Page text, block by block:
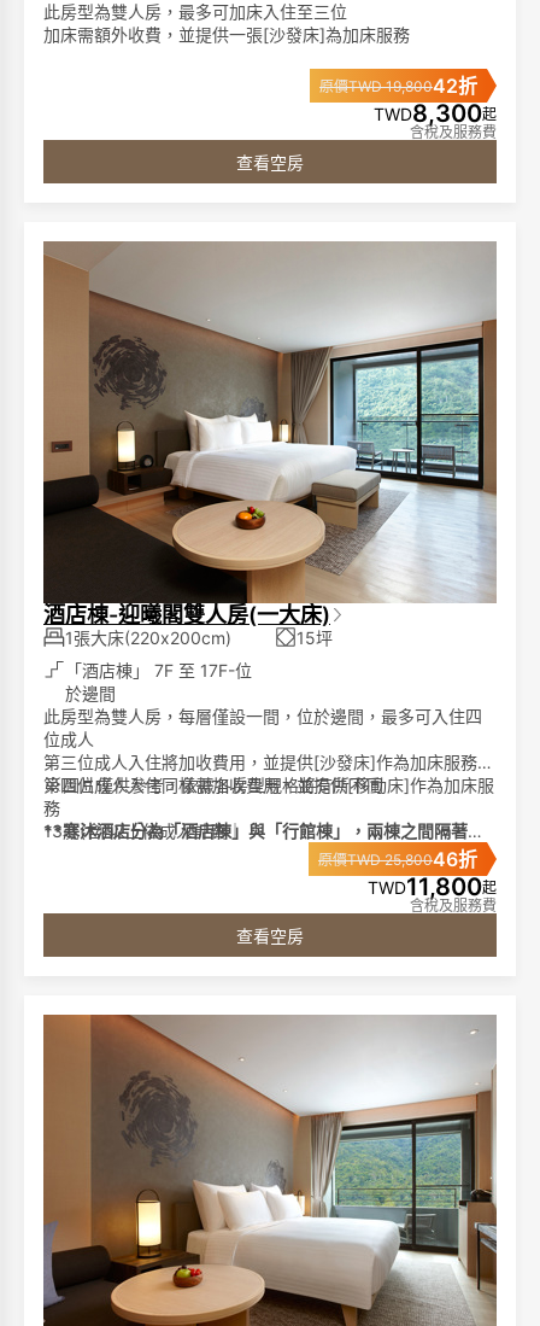
此房型為雙人房，最多可加床入住至三位
加床需額外收費，並提供一張[沙發床]為加床服務
席夢思名床、膠囊咖啡機、單次免費冰箱飲品、65吋液晶電
視、藍芽音響、免費電影頻道、客房無線免持聽筒電話、免
拖鞋、1500W 吹風機、洗髮精、沐浴精、潤髮乳
圖片僅供參考，依據各房型規格將有所不同
**寒沐酒店分為「酒店棟」與「行館棟」，兩棟之間隔著一
條小馬路。**
**請您留意預訂時所選擇的棟別。**
原價TWD 19,80042折
TWD8,300起
含稅及服務費
查看空房
酒店棟-迎曦閣雙人房(一大床)
1張大床(220x200cm)
15坪
「酒店棟」 7F 至 17F-位
於邊間
此房型為雙人房，每層僅設一間，位於邊間，最多可入住四
位成人
第三位成人入住將加收費用，並提供[沙發床]作為加床服務
第四位成人入住同樣需加收費用，並提供[移動床]作為加床服
務
13歲(含)以上依成人計費｜
6歲(含)-12歲酌收兒童加價費用｜未滿6歲不佔床免費入住
如需額外加沙發床，將另收加床費用。
費無線網路
獨立泡湯池、免治馬桶、成人及兒童浴衣(2歲以上)、仿藺草
拖鞋、1500W 吹風機、洗髮精、沐浴精、潤髮乳。
※圖片僅供參考，依據各房型規格將有所不同
**寒沐酒店分為「酒店棟」與「行館棟」，兩棟之間隔著一
**​​​​​​​請您留意預訂時所選擇的棟別。**
原價TWD 25,80046折
TWD11,800起
含稅及服務費
查看空房